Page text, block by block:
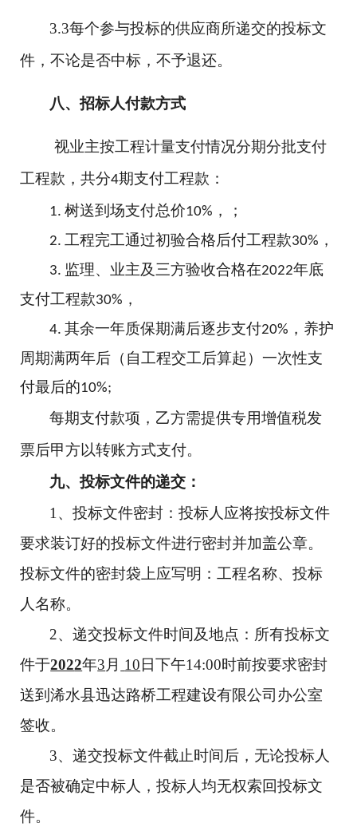
3.3每个参与投标的供应商所递交的投标文
件，不论是否中标，不予退还。
八、招标人付款方式
视业主按工程计量支付情况分期分批支付
工程款，共分4期支付工程款 ：
1.树送到场支付总价10% ，；
2.工程完工通过初验合格后付工程款30% ，
3. 监理、业主及三方验收合格在2022年底
支付工程款30% ，
4.其余一年质保期满后逐步支付20% ，养护
周期满两年后（自工程交工后算起）一次性支
付最后的10%;
每期支付款项，乙方需提供专用增值税发
票后甲方以转账方式支付。
九、投标文件的递交：
1、投标文件密封：投标人应将按投标文件
要求装订好的投标文件进行密封并加盖公章。
投标文件的密封袋上应写明：工程名称、投标
人名称。
2、递交投标文件时间及地点：所有投标文
件于2022年3 月 10 日下午14:00时前按要求密封
送到浠水县迅达路桥工程建设有限公司办公室
签收。
3、递交投标文件截止时间后，无论投标人
是否被确定中标人，投标人均无权索回投标文
件。